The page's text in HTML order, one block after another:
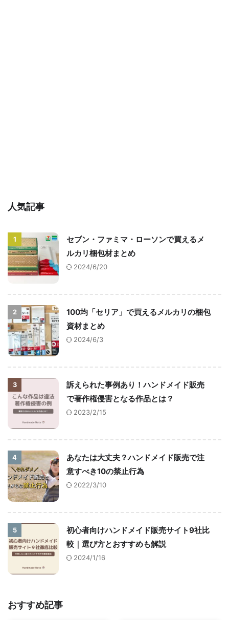
人気記事
1
セブン・ファミマ・ローソンで買えるメ
ルカリ梱包材まとめ
2024/6/20
2
100均「セリア」で買えるメルカリの梱包
資材まとめ
2024/6/3
3
訴えられた事例あり！ハンドメイド販売
で著作権侵害となる作品とは？
2023/2/15
4
あなたは大丈夫？ハンドメイド販売で注
意すべき10の禁止行為
2022/3/10
5
初心者向けハンドメイド販売サイト9社比
較｜選び方とおすすめも解説
2024/1/16
おすすめ記事